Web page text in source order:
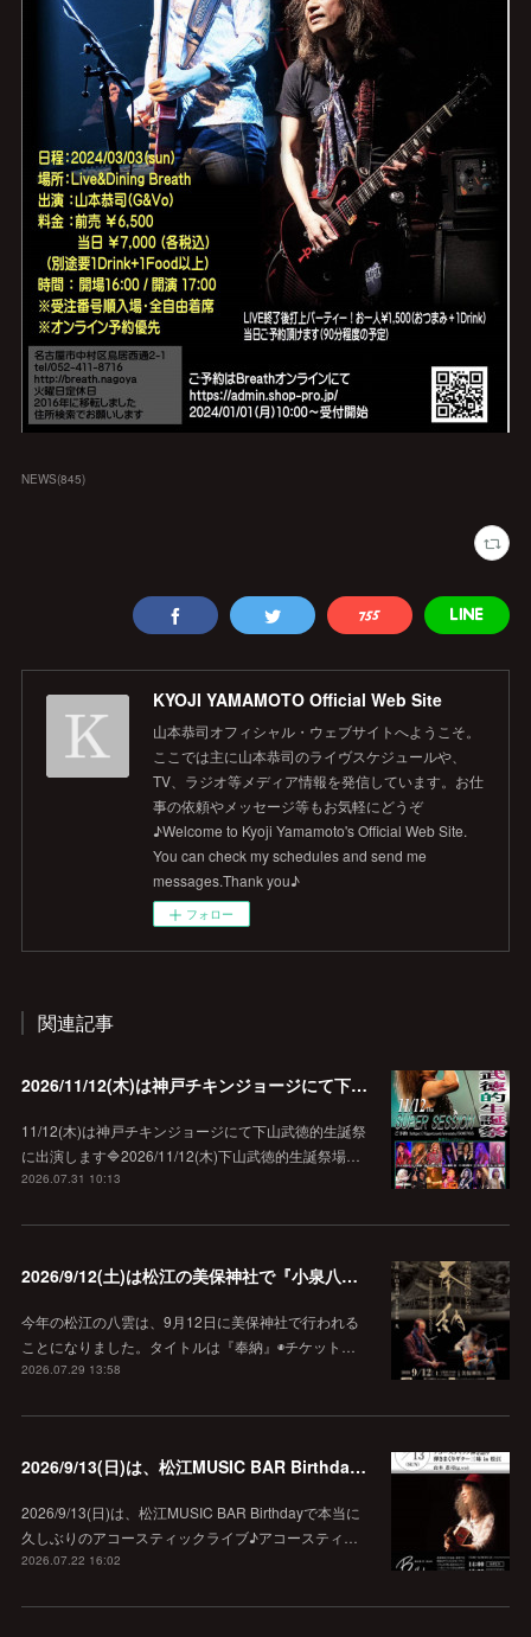
NEWS(845)
KYOJI YAMAMOTO Official Web Site
山本恭司オフィシャル・ウェブサイトへようこそ。
ここでは主に山本恭司のライヴスケジュールや、
TV、ラジオ等メディア情報を発信しています。お仕
事の依頼やメッセージ等もお気軽にどうぞ
♪Welcome to Kyoji Yamamoto's Official Web Site.
You can check my schedules and send me
messages.Thank you♪
フォロー
関連記事
2026/11/12(木)は神戸チキンジョージにて下山武徳的生誕祭に出演します♪
11/12(木)は神戸チキンジョージにて下山武徳的生誕祭
に出演します🔷2026/11/12(木)下山武徳的生誕祭場…
2026.07.31 10:13
2026/9/12(土)は松江の美保神社で『小泉八雲朗読のしらべ』
今年の松江の八雲は、9月12日に美保神社で行われる
ことになりました。タイトルは『奉納』◉チケット…
2026.07.29 13:58
2026/9/13(日)は、松江MUSIC BAR Birthdayでアコースティック弾き語り弾きまくりギター三昧♪
2026/9/13(日)は、松江MUSIC BAR Birthdayで本当に
久しぶりのアコースティックライブ♪アコースティ…
2026.07.22 16:02